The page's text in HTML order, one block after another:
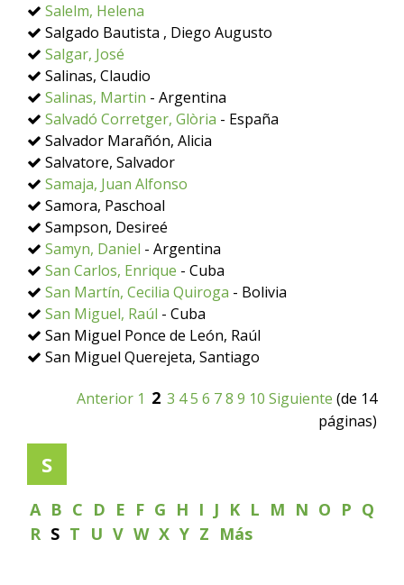
Salelm, Helena
Salgado Bautista , Diego Augusto
Salgar, José
Salinas, Claudio
Salinas, Martin - Argentina
Salvadó Corretger, Glòria - España
Salvador Marañón, Alicia
Salvatore, Salvador
Samaja, Juan Alfonso
Samora, Paschoal
Sampson, Desireé
Samyn, Daniel - Argentina
San Carlos, Enrique - Cuba
San Martín, Cecilia Quiroga - Bolivia
San Miguel, Raúl - Cuba
San Miguel Ponce de León, Raúl
San Miguel Querejeta, Santiago
Anterior 1 2 3 45 6 78 9 10 Siguiente (de 14
páginas)
S
A B C D E F G H I J K L M N O P Q
R S T U V W X Y Z Más